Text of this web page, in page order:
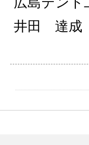
井田 達成